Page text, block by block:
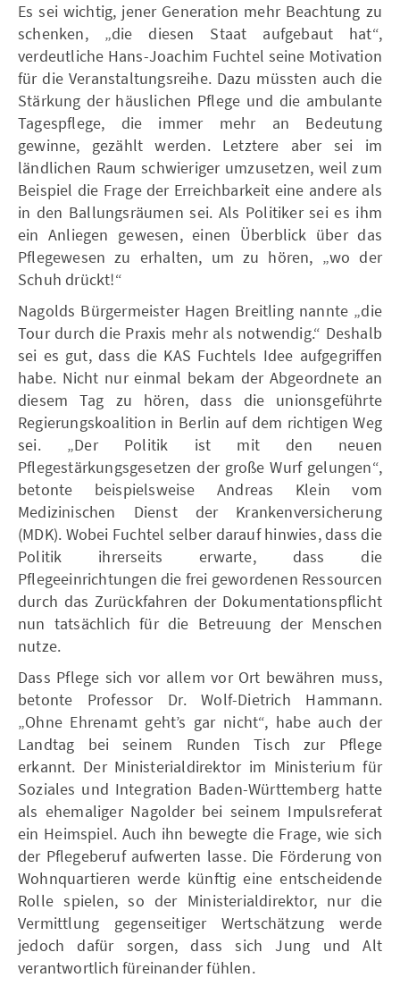
Es sei wichtig, jener Generation mehr Beachtung zu
schenken, „die diesen Staat aufgebaut hat“,
verdeutliche Hans-Joachim Fuchtel seine Motivation
für die Veranstaltungsreihe. Dazu müssten auch die
Stärkung der häuslichen Pflege und die ambulante
Tagespflege, die immer mehr an Bedeutung
gewinne, gezählt werden. Letztere aber sei im
ländlichen Raum schwieriger umzusetzen, weil zum
Beispiel die Frage der Erreichbarkeit eine andere als
in den Ballungsräumen sei. Als Politiker sei es ihm
ein Anliegen gewesen, einen Überblick über das
Pflegewesen zu erhalten, um zu hören, „wo der
Schuh drückt!“
Nagolds Bürgermeister Hagen Breitling nannte „die
Tour durch die Praxis mehr als notwendig.“ Deshalb
sei es gut, dass die KAS Fuchtels Idee aufgegriffen
habe. Nicht nur einmal bekam der Abgeordnete an
diesem Tag zu hören, dass die unionsgeführte
Regierungskoalition in Berlin auf dem richtigen Weg
sei. „Der Politik ist mit den neuen
Pflegestärkungsgesetzen der große Wurf gelungen“,
betonte beispielsweise Andreas Klein vom
Medizinischen Dienst der Krankenversicherung
(MDK). Wobei Fuchtel selber darauf hinwies, dass die
Politik ihrerseits erwarte, dass die
Pflegeeinrichtungen die frei gewordenen Ressourcen
durch das Zurückfahren der Dokumentationspflicht
nun tatsächlich für die Betreuung der Menschen
nutze.
Dass Pflege sich vor allem vor Ort bewähren muss,
betonte Professor Dr. Wolf-Dietrich Hammann.
„Ohne Ehrenamt geht’s gar nicht“, habe auch der
Landtag bei seinem Runden Tisch zur Pflege
erkannt. Der Ministerialdirektor im Ministerium für
Soziales und Integration Baden-Württemberg hatte
als ehemaliger Nagolder bei seinem Impulsreferat
ein Heimspiel. Auch ihn bewegte die Frage, wie sich
der Pflegeberuf aufwerten lasse. Die Förderung von
Wohnquartieren werde künftig eine entscheidende
Rolle spielen, so der Ministerialdirektor, nur die
Vermittlung gegenseitiger Wertschätzung werde
jedoch dafür sorgen, dass sich Jung und Alt
verantwortlich füreinander fühlen.